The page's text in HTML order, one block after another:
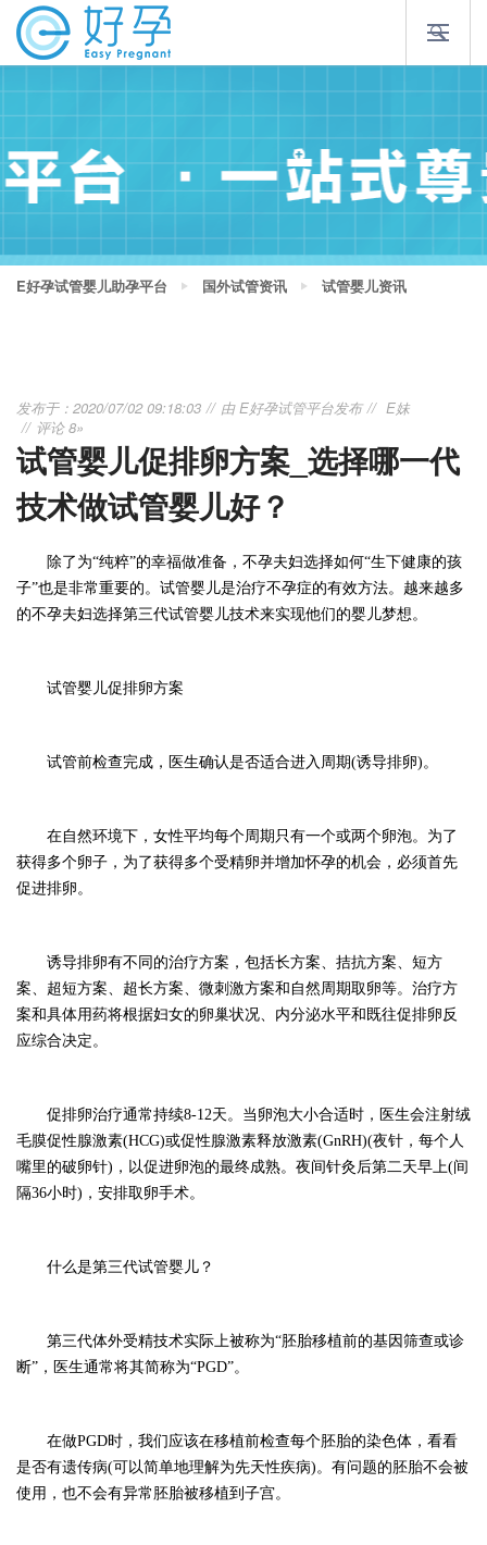
E好孕试管婴儿助孕平台 国外试管资讯 试管婴儿资讯
发布于：2020/07/02 09:18:03 由E好孕试管平台发布
E妹
评论 8»
试管婴儿促排卵方案_选择哪一代
技术做试管婴儿好？
除了为“纯粹”的幸福做准备，不孕夫妇选择如何“生下健康的孩
子”也是非常重要的。试管婴儿是治疗不孕症的有效方法。越来越多
的不孕夫妇选择第三代试管婴儿技术来实现他们的婴儿梦想。
试管婴儿促排卵方案
试管前检查完成，医生确认是否适合进入周期(诱导排卵)。
在自然环境下，女性平均每个周期只有一个或两个卵泡。为了
获得多个卵子，为了获得多个受精卵并增加怀孕的机会，必须首先
促进排卵。
诱导排卵有不同的治疗方案，包括长方案、拮抗方案、短方
案、超短方案、超长方案、微刺激方案和自然周期取卵等。治疗方
案和具体用药将根据妇女的卵巢状况、内分泌水平和既往促排卵反
应综合决定。
促排卵治疗通常持续8-12天。当卵泡大小合适时，医生会注射绒
毛膜促性腺激素(HCG)或促性腺激素释放激素(GnRH)(夜针，每个人
嘴里的破卵针)，以促进卵泡的最终成熟。夜间针灸后第二天早上(间
隔36小时)，安排取卵手术。
什么是第三代试管婴儿？
第三代体外受精技术实际上被称为“胚胎移植前的基因筛查或诊
断”，医生通常将其简称为“PGD”。
在做PGD时，我们应该在移植前检查每个胚胎的染色体，看看
是否有遗传病(可以简单地理解为先天性疾病)。有问题的胚胎不会被
使用，也不会有异常胚胎被移植到子宫。